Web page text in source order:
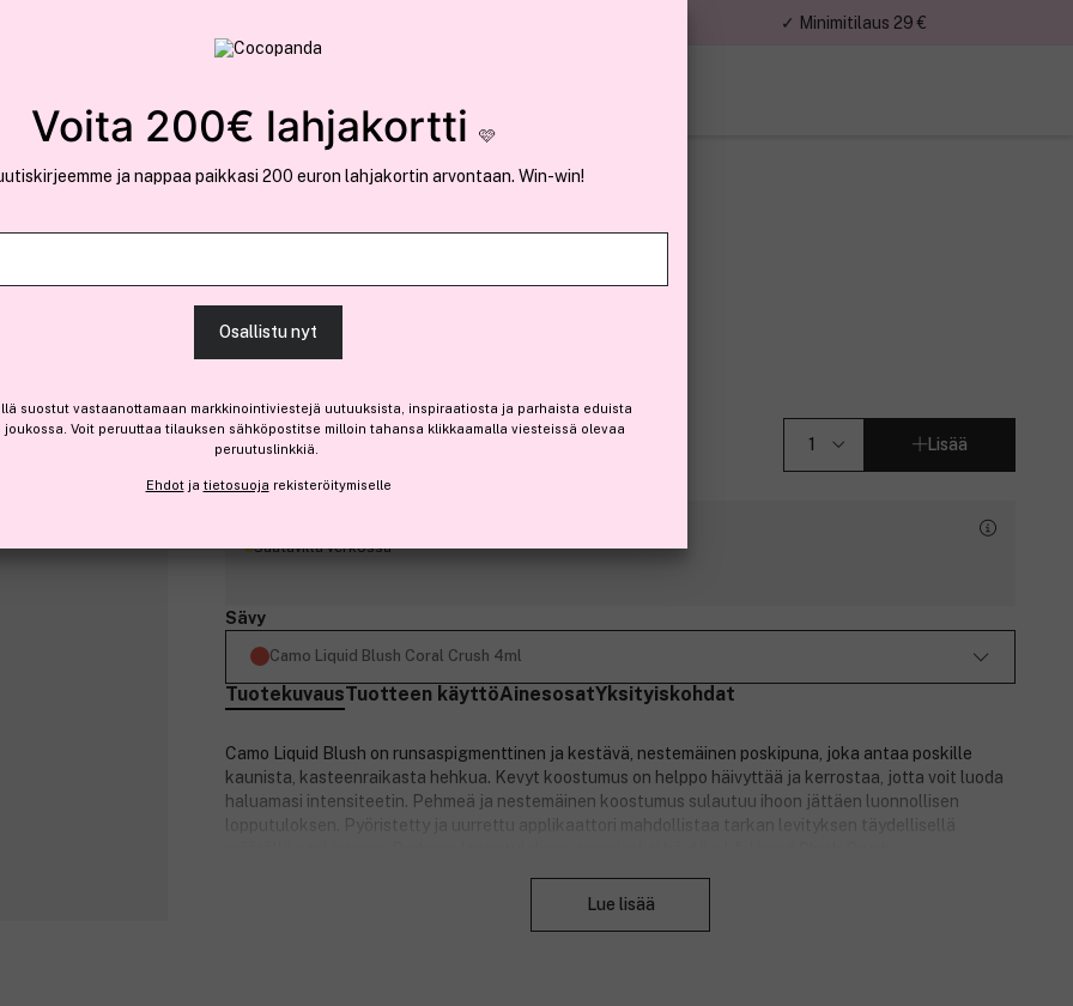
✓ Minimitilaus 29 €
e.l.f.
Camo Liquid Blush Coral Crush 4ml
9,40 € Lisää
Saatavilla verkossa
Sävy
Camo Liquid Blush Coral Crush 4ml
TuotekuvausTuotteen käyttöAinesosatYksityiskohdat
Camo Liquid Blush on runsaspigmenttinen ja kestävä, nestemäinen poskipuna, joka antaa poskille
kaunista, kasteenraikasta hehkua. Kevyt koostumus on helppo häivyttää ja kerrostaa, jotta voit luoda
haluamasi intensiteetin. Pehmeä ja nestemäinen koostumus sulautuu ihoon jättäen luonnollisen
lopputuloksen. Pyöristetty ja uurrettu applikaattori mahdollistaa tarkan levityksen täydellisellä
Lue lisää
Voita 200€ lahjakortti 🩷
ja nappaa paikkasi 200 euron lahjakortin arvontaan. Win-win!
Osallistu nyt
suostut vastaanottamaan markkinointiviestejä uutuuksista, inspiraatiosta ja parhaista eduista
joukossa. Voit peruuttaa tilauksen sähköpostitse milloin tahansa klikkaamalla viesteissä olevaa
peruutuslinkkiä.
Ehdotja tietosuoja rekisteröitymiselle